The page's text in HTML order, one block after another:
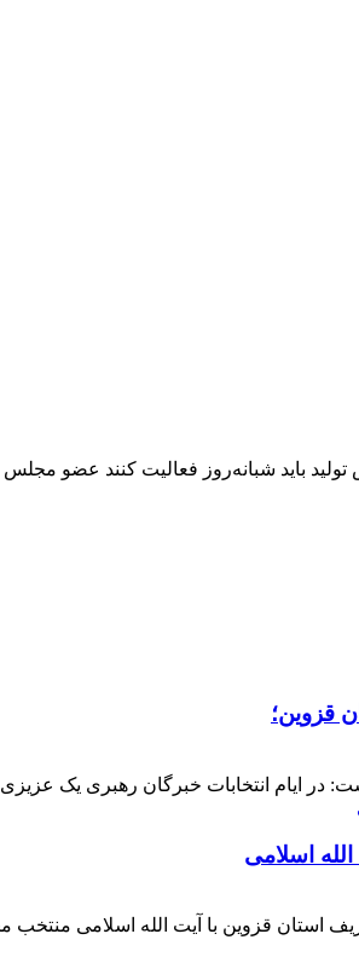
قزوین؛
در ایام انتخابات خبرگان رهبری یک
اسلامی
استان قزوین با آیت الله اسلامی